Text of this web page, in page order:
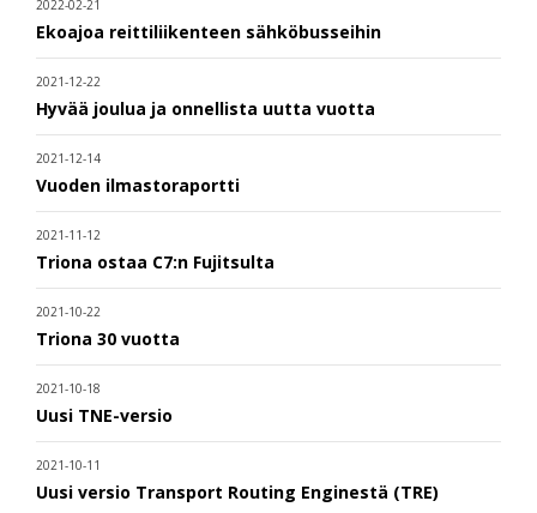
2022-02-21
Ekoajoa reittiliikenteen sähköbusseihin
2021-12-22
Hyvää joulua ja onnellista uutta vuotta
2021-12-14
Vuoden ilmastoraportti
2021-11-12
Triona ostaa C7:n Fujitsulta
2021-10-22
Triona 30 vuotta
2021-10-18
Uusi TNE-versio
2021-10-11
Uusi versio Transport Routing Enginestä (TRE)